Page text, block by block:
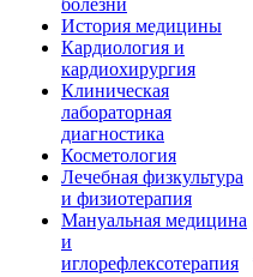
болезни
История медицины
Кардиология и
кардиохирургия
Клиническая
лабораторная
диагностика
Косметология
Лечебная физкультура
и физиотерапия
Мануальная медицина
и
иглорефлексотерапия